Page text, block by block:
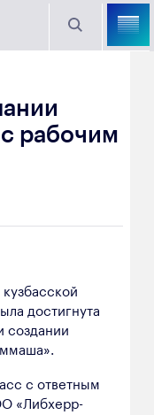
рабочим
достигнута
создании
с ответным
«Либхерр-